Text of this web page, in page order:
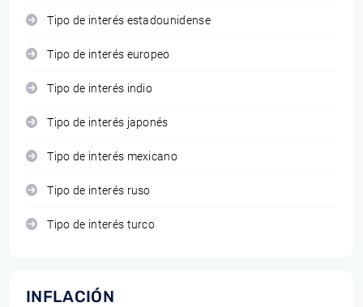
Tipo de interés estadounidense
Tipo de interés europeo
Tipo de interés indio
Tipo de interés japonés
Tipo de interés mexicano
Tipo de interés ruso
Tipo de interés turco
INFLACIÓN